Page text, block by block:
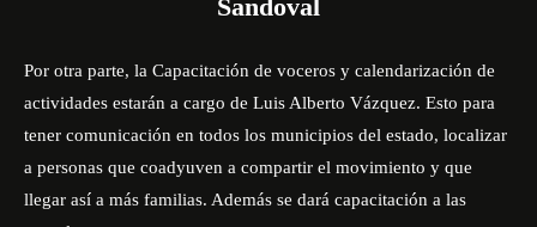
Sandoval
Por otra parte, la Capacitación de voceros y calendarización de
actividades estarán a cargo de Luis Alberto Vázquez. Esto para
tener comunicación en todos los municipios del estado, localizar
a personas que coadyuven a compartir el movimiento y que
llegar así a más familias. Además se dará capacitación a las